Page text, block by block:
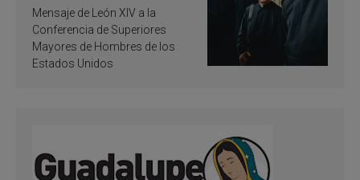
de inspiración y
santificación
Mensaje de León XIV a la
Conferencia de Superiores
Mayores de Hombres de los
Estados Unidos